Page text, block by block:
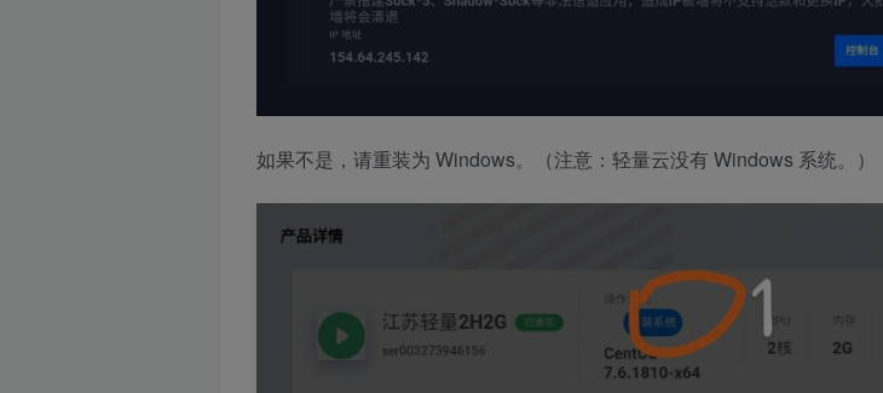
如果不是，请重装为 Windows。（注意：轻量云没有 Windows 系统。）